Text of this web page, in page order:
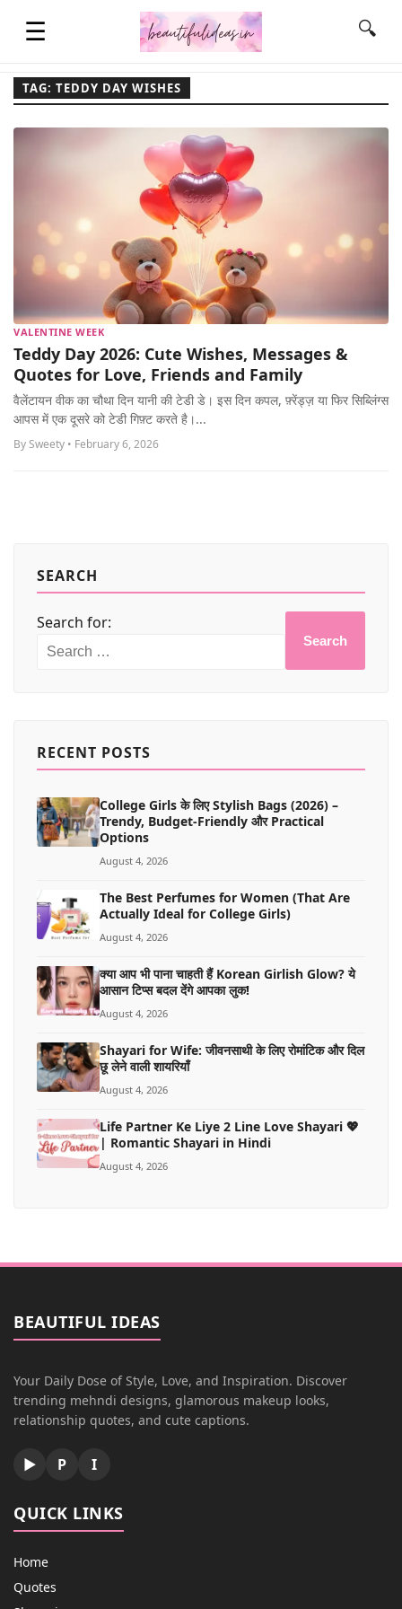
☰
LIFESTYLE
FASHION & STYLE
CONTACT NAME IDEAS
MORE
🔍
TAG: TEDDY DAY WISHES
VALENTINE WEEK
Teddy Day 2026: Cute Wishes, Messages &
Quotes for Love, Friends and Family
वैलेंटायन वीक का चौथा दिन यानी की टेडी डे। इस दिन कपल, फ़्रेंड्ज़ या फिर सिब्लिंग्स
आपस में एक दूसरे को टेडी गिफ़्ट करते है।...
By Sweety • February 6, 2026
SEARCH
Search for:
Search
RECENT POSTS
College Girls के लिए Stylish Bags (2026) –
Trendy, Budget-Friendly और Practical
Options
August 4, 2026
The Best Perfumes for Women (That Are
Actually Ideal for College Girls)
August 4, 2026
क्या आप भी पाना चाहती हैं Korean Girlish Glow? ये
आसान टिप्स बदल देंगे आपका लुक!
August 4, 2026
Shayari for Wife: जीवनसाथी के लिए रोमांटिक और दिल
छू लेने वाली शायरियाँ
August 4, 2026
Life Partner Ke Liye 2 Line Love Shayari 💖
| Romantic Shayari in Hindi
August 4, 2026
BEAUTIFUL IDEAS
Your Daily Dose of Style, Love, and Inspiration. Discover
trending mehndi designs, glamorous makeup looks,
relationship quotes, and cute captions.
▶ P I
QUICK LINKS
Home
Quotes